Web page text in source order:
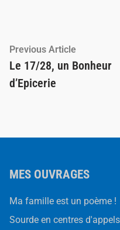
Navigation
de
l’article
Previous Article
article:
Le 17/28, un Bonheur
d’Epicerie
MES OUVRAGES
Ma famille est un poème !
Sourde en centres d'appels